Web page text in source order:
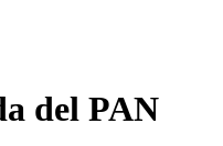
del PAN